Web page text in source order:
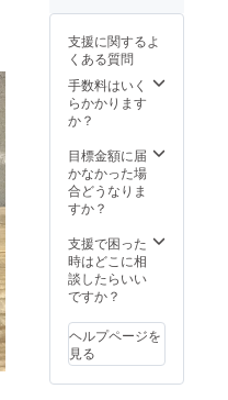
ク
の時間
は15分
程度と
させて
いただ
す。 ※
日程は
メール
で調整
す。
支援に関するよ
くある質問
手数料はいく
らかかります
か？
目標金額に届
かなかった場
合どうなりま
すか？
支援で困った
時はどこに相
談したらいい
ですか？
ヘルプページを
見る